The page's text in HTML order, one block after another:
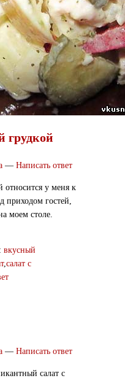
грудкой
— Написать ответ
относится у меня к
приходом гостей,
моем столе.
вкусный
, салат с
— Написать ответ
салат с